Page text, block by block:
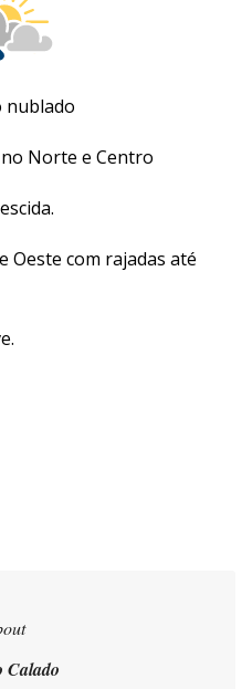
nublado
Norte e Centro
Oeste com rajadas até
Calado